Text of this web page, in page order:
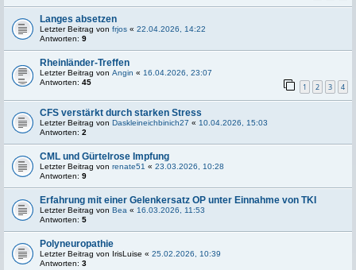
Langes absetzen
Letzter Beitrag von frjos « 22.04.2026, 14:22
Antworten: 9
Rheinländer-Treffen
Letzter Beitrag von Angin « 16.04.2026, 23:07
Antworten: 45 1 2 3 4
CFS verstärkt durch starken Stress
Letzter Beitrag von Daskleineichbinich27 « 10.04.2026, 15:03
Antworten: 2
CML und Gürtelrose Impfung
Letzter Beitrag von renate51 « 23.03.2026, 10:28
Antworten: 9
Erfahrung mit einer Gelenkersatz OP unter Einnahme von TKI
Letzter Beitrag von Bea « 16.03.2026, 11:53
Antworten: 5
Polyneuropathie
Letzter Beitrag von IrisLuise « 25.02.2026, 10:39
Antworten: 3